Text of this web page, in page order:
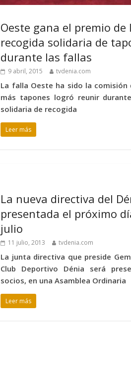
Oeste gana el premio de
recogida solidaria de
durante las fallas
9 abril, 2015 tvdenia.com
La falla Oeste ha sido la comisión
más tapones logró reunir
solidaria de recogida
Leer más
La nueva directiva del
presentada el próximo
julio
11 julio, 2013 tvdenia.com
La junta directiva que preside
Club Deportivo Dénia será
socios, en una Asamblea Ordinaria
Leer más